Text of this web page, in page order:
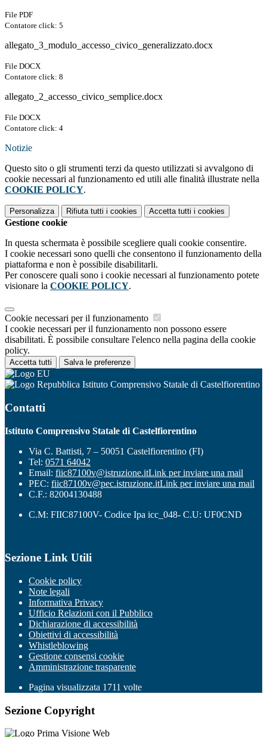
File PDF
Contatore click: 5
allegato_3_modulo_accesso_civico_generalizzato.docx
File DOCX
Contatore click: 8
allegato_2_accesso_civico_semplice.docx
File DOCX
Contatore click: 4
Notizie
Questo sito o gli strumenti terzi da questo utilizzati si avvalgono di
cookie necessari al funzionamento ed utili alle finalità illustrate nella
COOKIE POLICY.
Personalizza Rifiuta tutti i cookies Accetta tutti i cookies
Gestione cookie
In questa schermata è possibile scegliere quali cookie consentire.
I cookie necessari sono quelli che consentono il funzionamento della
piattaforma e non è possibile disabilitarli.
Per conoscere quali sono i cookie necessari al funzionamento potete
visionare la COOKIE POLICY.
Cookie necessari per il funzionamento
I cookie necessari per il funzionamento non possono essere
disabilitati. È possibile consultare l'elenco nella pagina della cookie
policy.
Accetta tutti Salva le preferenze
Istituto Comprensivo Statale di Castelfiorentino
Contatti
Istituto Comprensivo Statale di Castelfiorentino
Via C. Battisti, 7 – 50051 Castelfiorentino (FI)
Tel: 0571 64042
Email: fiic87100v@istruzione.itLink per inviare una mail
PEC: fiic87100v@pec.istruzione.itLink per inviare una mail
C.F.: 82004130488
C.M: FIIC87100V- Codice Ipa icc_048- C.U: UF0CND
Sezione Link Utili
Cookie policy
Note legali
Informativa Privacy
Ufficio Relazioni con il Pubblico
Dichiarazione di accessibilità
Obiettivi di accessibilità
Whistleblowing
Gestione consensi cookie
Amministrazione trasparente
Pagina visualizzata 1711 volte
Sezione Copyright